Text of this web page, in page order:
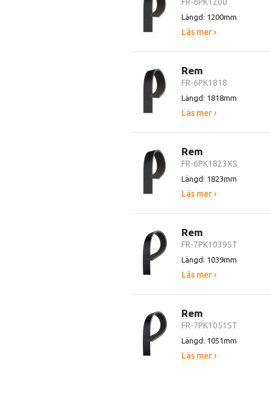
Längd: 1200mm
Läs mer ›
Rem
FR-6PK1818
Längd: 1818mm
Läs mer ›
Rem
FR-6PK1823XS
Längd: 1823mm
Läs mer ›
Rem
FR-7PK1039ST
Längd: 1039mm
Läs mer ›
Rem
FR-7PK1051ST
Längd: 1051mm
Läs mer ›